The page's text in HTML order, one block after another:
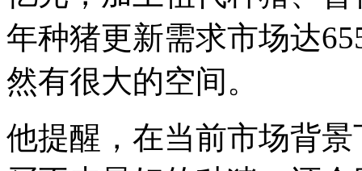
年种猪更新需求市场达
然有很大的空间。
他提醒，在当前市场背